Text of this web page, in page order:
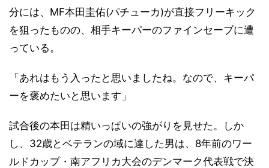
分には、MF本田圭佑(パチューカ)が直接フリーキック
を狙ったものの、相手キーパーのファインセーブに遭
っている。
「あれはもう入ったと思いましたね。なので、キーパ
ーを褒めたいと思います」
試合後の本田は精いっぱいの強がりを見せた。しか
し、32歳とベテランの域に達した男は、8年前のワー
ルドカップ・南アフリカ大会のデンマーク代表戦で決